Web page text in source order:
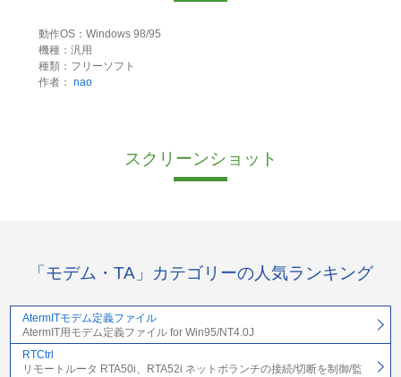
動作OS：Windows 98/95
機種：汎用
種類：フリーソフト
作者： nao
スクリーンショット
「モデム・TA」カテゴリーの人気ランキング
AtermITモデム定義ファイル
AtermIT用モデム定義ファイル for Win95/NT4.0J
RTCtrl
リモートルータ RTA50i、RTA52i ネットボランチの接続/切断を制御/監